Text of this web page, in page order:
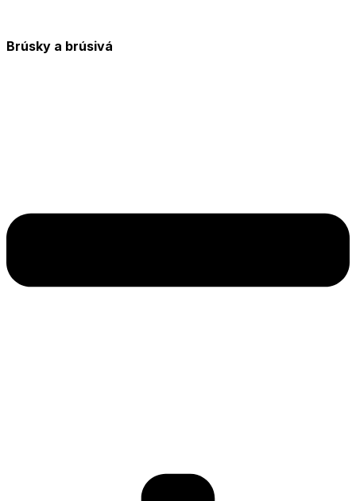
Brúsky a brúsivá